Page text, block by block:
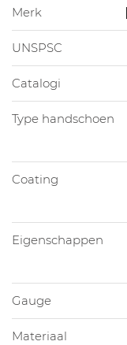
Merk
UNSPSC
Catalogi
Type handschoen
Coating
Eigenschappen
Gauge
Materiaal